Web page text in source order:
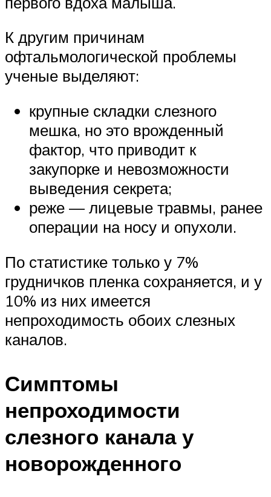
К другим причинам
офтальмологической проблемы
ученые выделяют:
крупные складки слезного
мешка, но это врожденный
фактор, что приводит к
закупорке и невозможности
выведения секрета;
реже — лицевые травмы, ранее
операции на носу и опухоли.
По статистике только у 7%
грудничков пленка сохраняется, и у
10% из них имеется
непроходимость обоих слезных
каналов.
Симптомы
непроходимости
слезного канала у
новорожденного